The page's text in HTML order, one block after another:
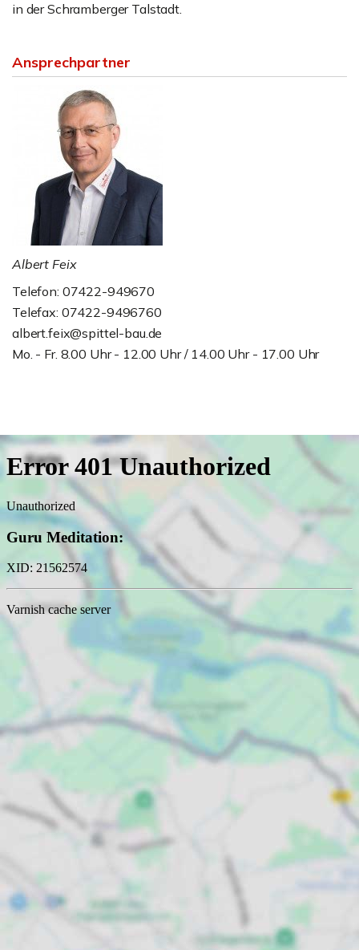
in der Schramberger Talstadt.
Ansprechpartner
Albert Feix
Telefon: 07422-949670
Telefax: 07422-9496760
albert.feix@spittel-bau.de
Mo. - Fr. 8.00 Uhr - 12.00 Uhr / 14.00 Uhr - 17.00 Uhr